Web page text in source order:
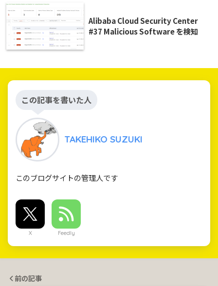
Alibaba Cloud Security Center
#37 Malicious Software を検知
この記事を書いた人
TAKEHIKO SUZUKI
このブログサイトの管理人です
X Feedly
前の記事